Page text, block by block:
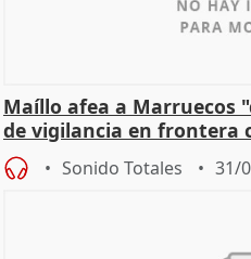
Maíllo afea a Marruecos
de vigilancia en frontera
Sonido Totales 31/